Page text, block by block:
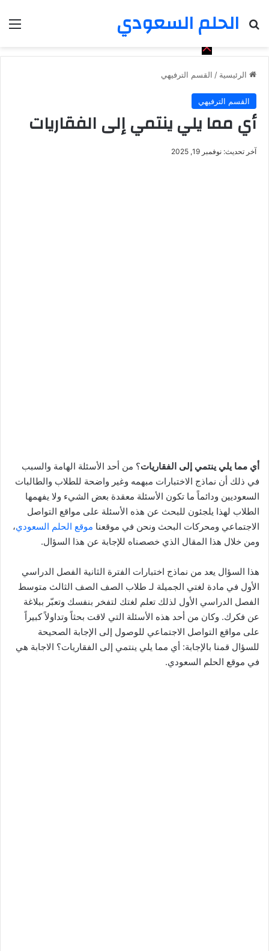
الحلم السعودي
بحث عن
الرئيسية / القسم الترفيهي
القسم الترفيهي
أي مما يلي ينتمي إلى الفقاريات
آخر تحديث: نوفمبر 19, 2025
أي مما يلي ينتمي إلى الفقاريات؟ من أحد الأسئلة الهامة والسبب
في ذلك أن نماذج الاختبارات مبهمه وغير واضحة للطلاب والطالبات
السعوديين ودائماً ما تكون الأسئلة معقدة بعض الشيء ولا يفهمها
الطلاب لهذا يلجئون للبحث عن هذه الأسئلة على مواقع التواصل
الاجتماعي ومحركات البحث ونحن في موقعنا موقع الحلم السعودي،
ومن خلال هذا المقال الذي خصصناه للإجابة عن هذا السؤال.
هذا السؤال يعد من نماذج اختبارات الفترة الثانية الفصل الدراسي
الأول في مادة لغتي الجميلة لـ طلاب الصف الصف الثالث متوسط
الفصل الدراسي الأول لذلك تعلم لغتك لتفخر بنفسك وتعبّر ببلاغة
عن فكرك. وكان من أحد هذه الأسئلة التي لاقت بحثاً وتداولاً كبيراً
على مواقع التواصل الاجتماعي للوصول إلى الإجابة الصحيحة
للسؤال قمنا بالإجابة: أي مما يلي ينتمي إلى الفقاريات؟ الاجابة هي
في موقع الحلم السعودي.